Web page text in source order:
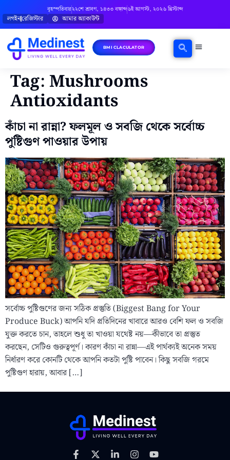
বৃহস্পতিবার২২শে শ্রাবণ, ১৪৩৩ বঙ্গাব্দ৬ই আগস্ট, ২০২৬ খ্রিস্টাব্দ
লগইনরেজিস্টার আমার অ্যাকাউন্ট
BMI CLACULATOR
Tag:Mushrooms
Antioxidants
কাঁচা না রান্না? ফলমূল ও সবজি থেকে সর্বোচ্চ
পুষ্টিগুণ পাওয়ার উপায়
সর্বোচ্চ পুষ্টিগুণের জন্য সঠিক প্রস্তুতি (Biggest Bang for Your
Produce Buck) আপনি যদি প্রতিদিনের খাবারে আরও বেশি ফল ও সবজি
যুক্ত করতে চান, তাহলে শুধু তা খাওয়া যথেষ্ট নয়—কীভাবে তা প্রস্তুত
করছেন, সেটিও গুরুত্বপূর্ণ। কারণ কাঁচা না রান্না—এই পার্থক্যই অনেক সময়
নির্ধারণ করে কোনটি থেকে আপনি কতটা পুষ্টি পাবেন। কিছু সবজি গরমে
পুষ্টিগুণ হারায়, আবার […]